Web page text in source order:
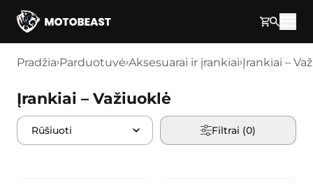
Pereikite prie turinio
Pradžia Parduotuvė Aksesuarai ir įrankiai Įrankiai –
Įrankiai – Važiuoklė
Filtrai (0)